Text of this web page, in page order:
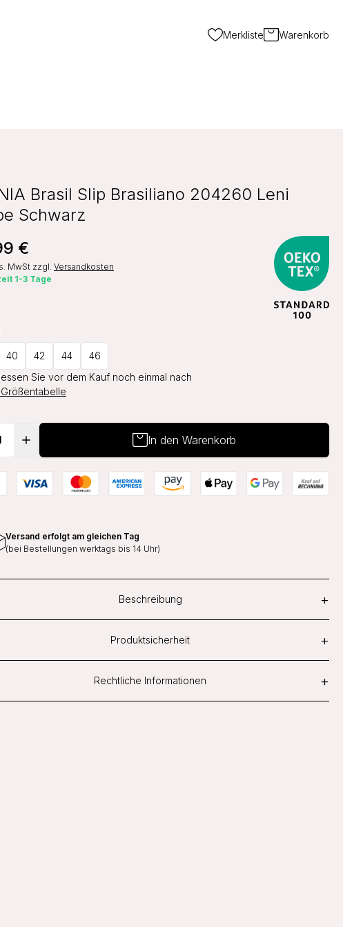
Merkliste Warenkorb
Brasil Slip Brasiliano 204260 Leni
Schwarz
€
MwSt zzgl. Versandkosten
1-3 Tage
40 42 44
46
Sie vor dem Kauf noch einmal nach
In den Warenkorb
Versand erfolgt am gleichen Tag
(bei Bestellungen werktags bis 14 Uhr)
Beschreibung +
Produktsicherheit +
Rechtliche Informationen +